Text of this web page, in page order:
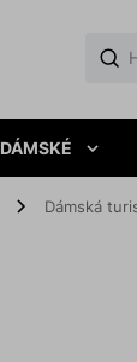
DÁMSKÉ
Dámská